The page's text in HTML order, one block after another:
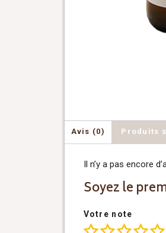
Avis (0) Produits
Il n’y a pas encore
Soyez le
Votre note